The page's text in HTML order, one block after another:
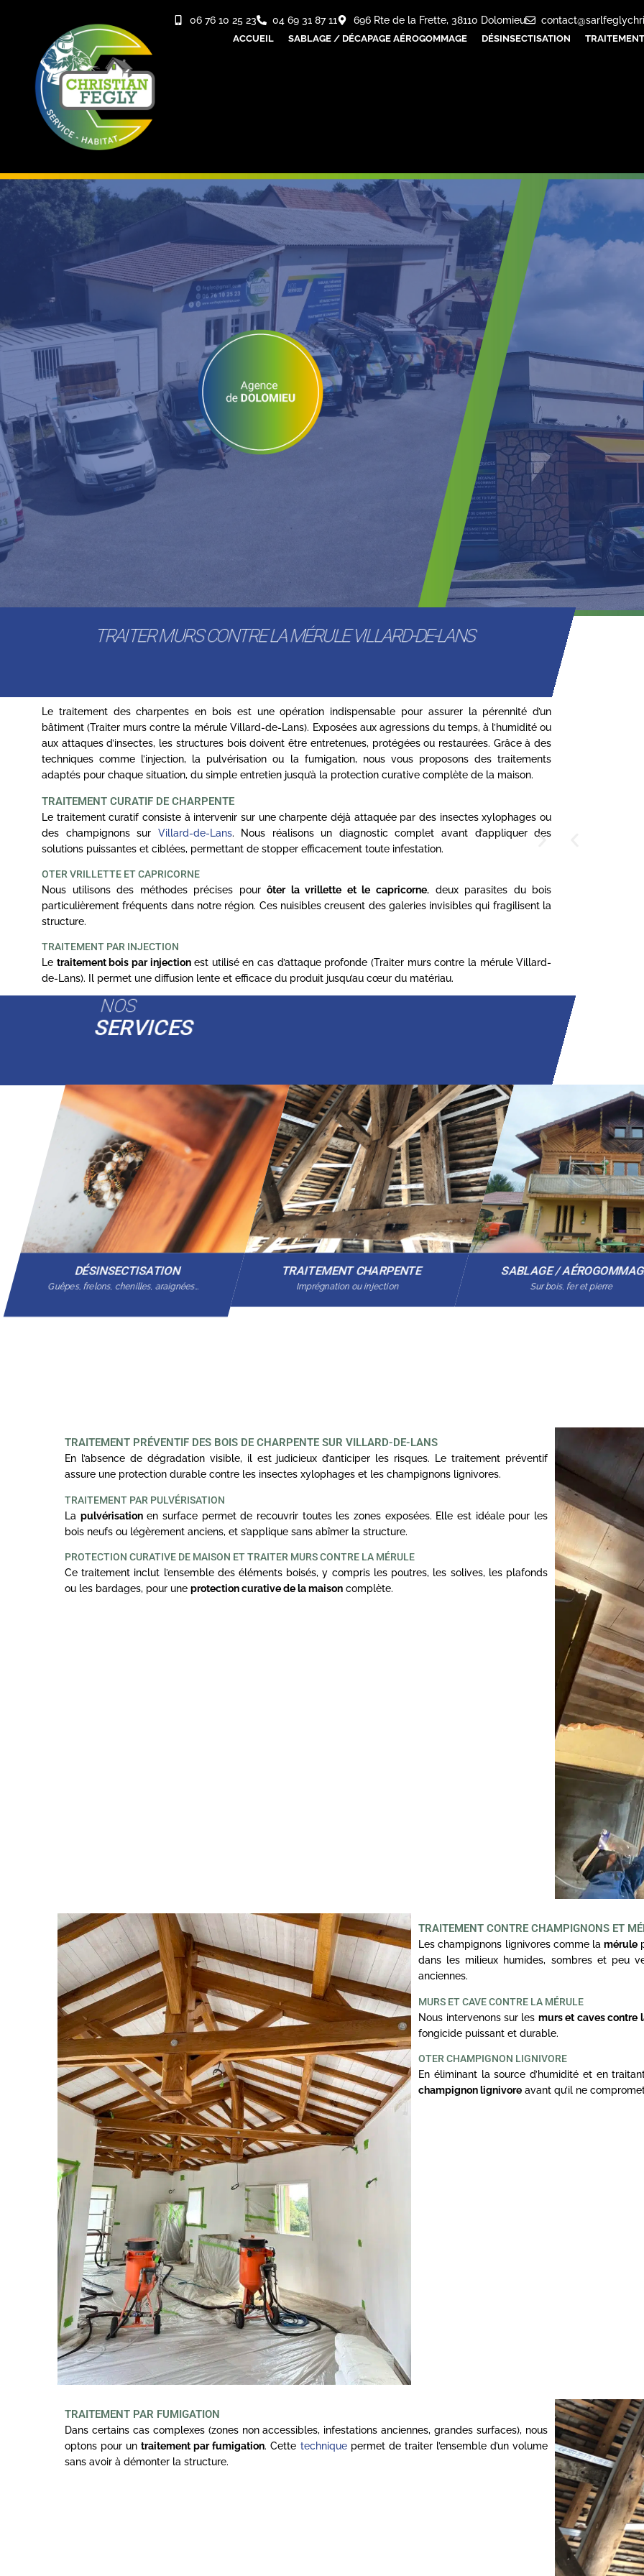
06 76 10 25 23 04 69 31 87 11 696 Rte de la Frette, 38110 Dolomieu
ACCUEIL SABLAGE / DÉCAPAGE AÉROGOMMAGE DÉSINSECTISATION
TRAITER MURS CONTRE LA MÉRULE VILLARD-DE-LANS
Le traitement des charpentes en bois est une opération indispensable pour assurer la pérennité d’un
bâtiment (Traiter murs contre la mérule Villard-de-Lans). Exposées aux agressions du temps, à l’humidité ou
aux attaques d’insectes, les structures bois doivent être entretenues, protégées ou restaurées. Grâce à des
techniques comme l’injection, la pulvérisation ou la fumigation, nous vous proposons des traitements
adaptés pour chaque situation, du simple entretien jusqu’à la protection curative complète de la maison.
TRAITEMENT CURATIF DE CHARPENTE
Le traitement curatif consiste à intervenir sur une charpente déjà attaquée par des insectes xylophages ou
des champignons sur Villard-de-Lans. Nous réalisons un diagnostic complet avant d’appliquer des
solutions puissantes et ciblées, permettant de stopper efficacement toute infestation.
OTER VRILLETTE ET CAPRICORNE
Nous utilisons des méthodes précises pourôter la vrillette et le capricorne, deux parasites du bois
particulièrement fréquents dans notre région. Ces nuisibles creusent des galeries invisibles qui fragilisent la
structure.
TRAITEMENT PAR INJECTION
Le traitement bois par injectionest utilisé en cas d’attaque profonde (Traiter murs contre la mérule Villard-
de-Lans). Il permet une diffusion lente et efficace du produit jusqu’au cœur du matériau.
NOS
SERVICES
DÉSINSECTISATION
Guêpes, frelons, chenilles, araignées…
TRAITEMENT CHARPENTE
Imprégnation ou injection
SABLAGE /
Sur bois, fer et pierre
TRAITEMENT PRÉVENTIF DES BOIS DE CHARPENTE SUR VILLARD-DE-LANS
En l’absence de dégradation visible, il est judicieux d’anticiper les risques. Le traitement préventif
assure une protection durable contre les insectes xylophages et les champignons lignivores.
TRAITEMENT PAR PULVÉRISATION
La pulvérisationen surface permet de recouvrir toutes les zones exposées. Elle est idéale pour les
bois neufs ou légèrement anciens, et s’applique sans abîmer la structure.
PROTECTION CURATIVE DE MAISON ET TRAITER MURS CONTRE LA MÉRULE
Ce traitement inclut l’ensemble des éléments boisés, y compris les poutres, les solives, les plafonds
ou les bardages, pour une protection curative de la maison complète.
TRAITEMENT CONTRE CHAMPIGNONS ET
Les champignons lignivores comme lamérule
dans les milieux humides, sombres et peu
anciennes.
MURS ET CAVE CONTRE LA MÉRULE
Nous intervenons sur les murs et caves contre
fongicide puissant et durable.
OTER CHAMPIGNON LIGNIVORE
En éliminant la source d’humidité et en
champignon lignivore avant qu’il ne
TRAITEMENT PAR FUMIGATION
Dans certains cas complexes (zones non accessibles, infestations anciennes, grandes surfaces), nous
optons pour untraitement par fumigation. Cette techniquepermet de traiter l’ensemble d’un volume
sans avoir à démonter la structure.